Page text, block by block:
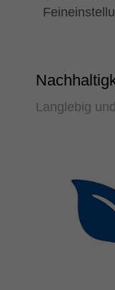
Langlebig